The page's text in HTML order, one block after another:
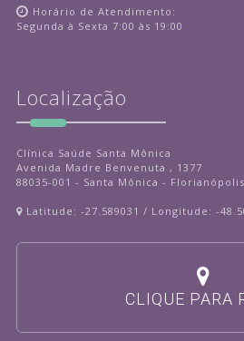
Horário de Atendimento:
Segunda à Sexta 7:00 às 19:00
Localização
Clínica Saúde Santa Mônica
Avenida Madre Benvenuta , 1377
88035-001 - Santa Mônica - Florianópolis
Latitude: -27.589031 / Longitude: -
CLIQUE PARA